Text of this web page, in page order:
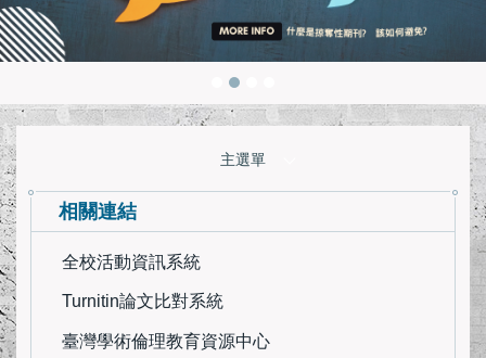
主選單
單位簡介
相關規章
相關連結
全校活動資訊系統
Turnitin論文比對系統
臺灣學術倫理教育資源中心